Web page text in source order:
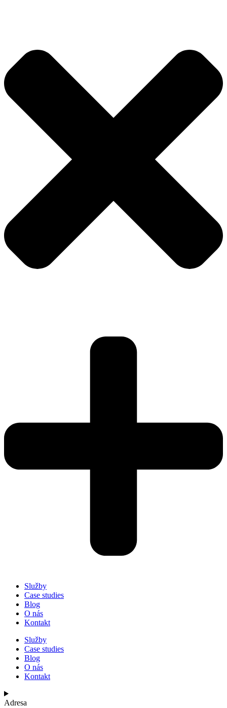
Služby
Case studies
Blog
O nás
Kontakt
Služby
Case studies
Blog
O nás
Kontakt
Adresa